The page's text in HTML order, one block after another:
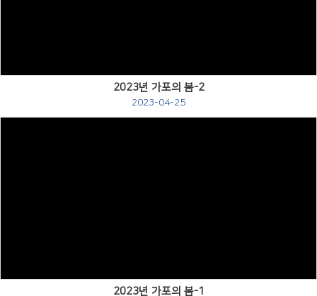
2023년 가포의 봄-2
2023-04-25
2023년 가포의 봄-1